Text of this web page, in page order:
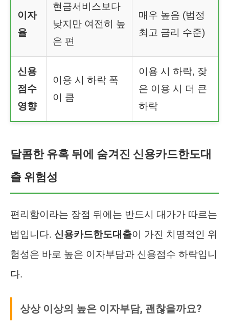
이자
율
현금서비스보다
낮지만 여전히 높
은 편
매우 높음 (법정
최고 금리 수준)
신용
점수
영향
이용 시 하락 폭
이 큼
이용 시 하락, 잦
은 이용 시 더 큰
하락
달콤한 유혹 뒤에 숨겨진 신용카드한도대
출 위험성
편리함이라는 장점 뒤에는 반드시 대가가 따르는
법입니다. 신용카드한도대출이 가진 치명적인 위
험성은 바로 높은 이자부담과 신용점수 하락입니
다.
상상 이상의 높은 이자부담, 괜찮을까요?